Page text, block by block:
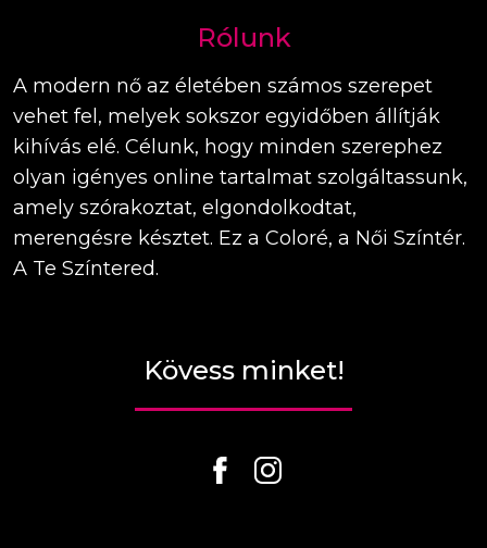
Rólunk
A modern nő az életében számos szerepet
vehet fel, melyek sokszor egyidőben állítják
kihívás elé. Célunk, hogy minden szerephez
olyan igényes online tartalmat szolgáltassunk,
amely szórakoztat, elgondolkodtat,
merengésre késztet. Ez a Coloré, a Női Színtér.
A Te Színtered.
Kövess minket!